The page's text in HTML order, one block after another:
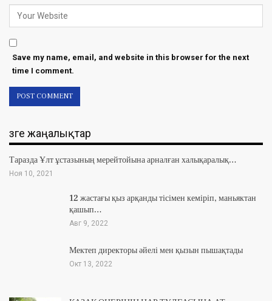
Save my name, email, and website in this browser for the next
time I comment.
Өзге жаңалықтар
Таразда Ұлт ұстазының мерейтойына арналған халықаралық…
Ноя 10, 2021
12 жастағы қыз арқанды тісімен кеміріп, маньяктан
қашып…
Авг 9, 2022
Мектеп директоры әйелі мен қызын пышақтады
Окт 13, 2022